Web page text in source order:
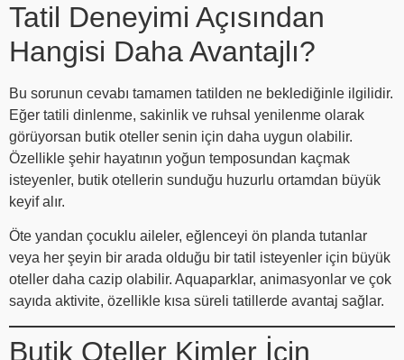
Tatil Deneyimi Açısından
Hangisi Daha Avantajlı?
Bu sorunun cevabı tamamen tatilden ne beklediğinle ilgilidir.
Eğer tatili dinlenme, sakinlik ve ruhsal yenilenme olarak
görüyorsan butik oteller senin için daha uygun olabilir.
Özellikle şehir hayatının yoğun temposundan kaçmak
isteyenler, butik otellerin sunduğu huzurlu ortamdan büyük
keyif alır.
Öte yandan çocuklu aileler, eğlenceyi ön planda tutanlar
veya her şeyin bir arada olduğu bir tatil isteyenler için büyük
oteller daha cazip olabilir. Aquaparklar, animasyonlar ve çok
sayıda aktivite, özellikle kısa süreli tatillerde avantaj sağlar.
Butik Oteller Kimler İçin